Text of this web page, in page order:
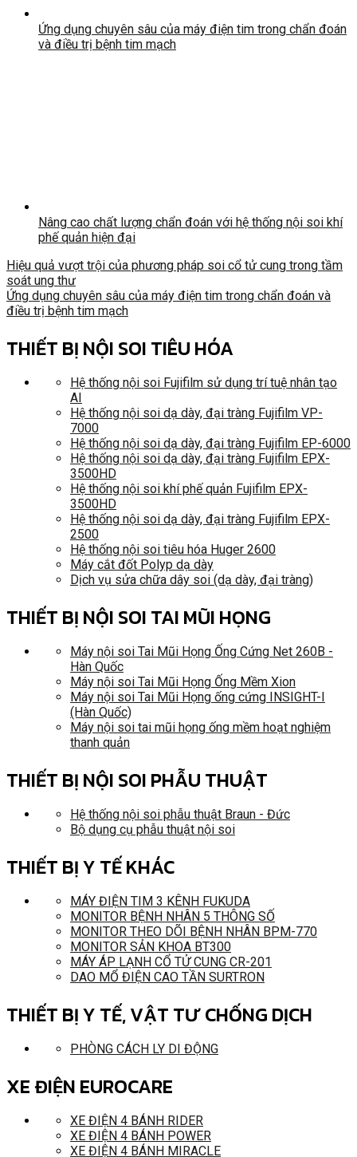
Ứng dụng chuyên sâu của máy điện tim trong chẩn đoán
và điều trị bệnh tim mạch
Nâng cao chất lượng chẩn đoán với hệ thống nội soi khí
phế quản hiện đại
Hiệu quả vượt trội của phương pháp soi cổ tử cung trong tầm
soát ung thư
Ứng dụng chuyên sâu của máy điện tim trong chẩn đoán và
điều trị bệnh tim mạch
THIẾT BỊ NỘI SOI TIÊU HÓA
Hệ thống nội soi Fujifilm sử dụng trí tuệ nhân tạo
AI
Hệ thống nội soi dạ dày, đại tràng Fujifilm VP-
7000
Hệ thống nội soi dạ dày, đại tràng Fujifilm EP-6000
Hệ thống nội soi dạ dày, đại tràng Fujifilm EPX-
3500HD
Hệ thống nội soi khí phế quản Fujifilm EPX-
3500HD
Hệ thống nội soi dạ dày, đại tràng Fujifilm EPX-
2500
Hệ thống nội soi tiêu hóa Huger 2600
Máy cắt đốt Polyp dạ dày
Dịch vụ sửa chữa dây soi (dạ dày, đại tràng)
THIẾT BỊ NỘI SOI TAI MŨI HỌNG
Máy nội soi Tai Mũi Họng Ống Cứng Net 260B -
Hàn Quốc
Máy nội soi Tai Mũi Họng Ống Mềm Xion
Máy nội soi Tai Mũi Họng ống cứng INSIGHT-I
(Hàn Quốc)
Máy nội soi tai mũi họng ống mềm hoạt nghiệm
thanh quản
THIẾT BỊ NỘI SOI PHẪU THUẬT
Hệ thống nội soi phẫu thuật Braun - Đức
Bộ dụng cụ phẫu thuật nội soi
THIẾT BỊ Y TẾ KHÁC
MÁY ĐIỆN TIM 3 KÊNH FUKUDA
MONITOR BỆNH NHÂN 5 THÔNG SỐ
MONITOR THEO DÕI BỆNH NHÂN BPM-770
MONITOR SẢN KHOA BT300
MÁY ÁP LẠNH CỔ TỬ CUNG CR-201
DAO MỔ ĐIỆN CAO TẦN SURTRON
THIẾT BỊ Y TẾ, VẬT TƯ CHỐNG DỊCH
PHÒNG CÁCH LY DI ĐỘNG
XE ĐIỆN EUROCARE
XE ĐIỆN 4 BÁNH RIDER
XE ĐIỆN 4 BÁNH POWER
XE ĐIỆN 4 BÁNH MIRACLE